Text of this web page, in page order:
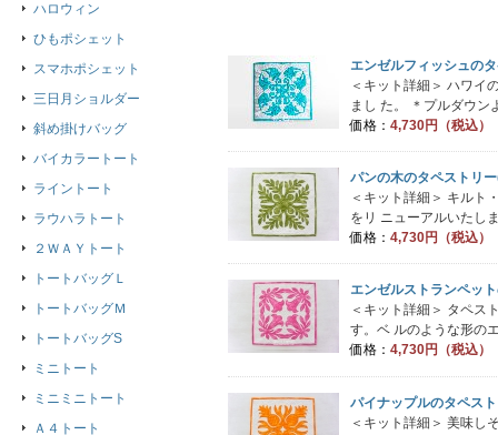
エンゼルフィッシュの
＜キット詳細＞ ハワイ
まし た。 ＊プルダウン
価格： 4,730円（税込）
パンの木のタペストリ
＜キット詳細＞ キルト
をリ ニューアルいたし
価格： 4,730円（税込）
エンゼルストランペッ
＜キット詳細＞ タペス
す。ベ ルのような形の
価格： 4,730円（税込）
パイナップルのタペス
＜キット詳細＞ 美味し
ハロウィン
ひもポシェット
スマホポシェット
三日月ショルダー
斜め掛けバッグ
バイカラートート
ライントート
ラウハラトート
２ＷＡＹトート
トートバッグＬ
トートバッグＭ
トートバッグS
ミニトート
ミニミニトート
Ａ４トート